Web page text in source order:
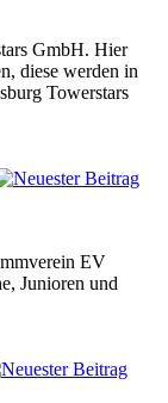
GmbH. Hier
diese werden in
Towerstars
EV
Junioren und